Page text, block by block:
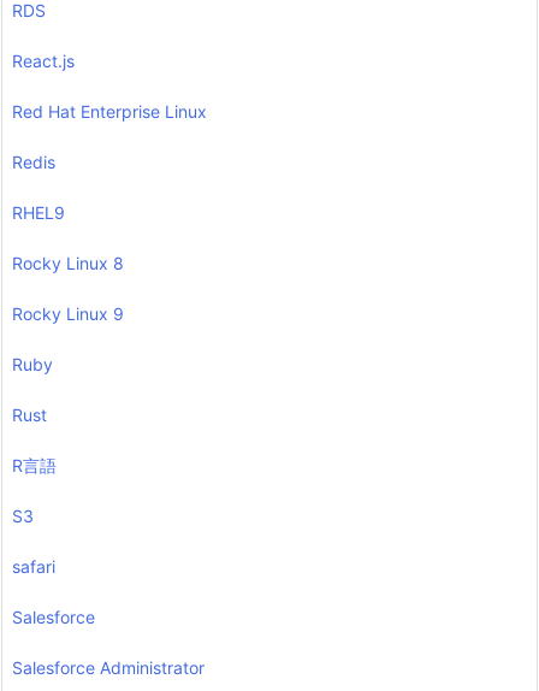
RDS
React.js
Red Hat Enterprise Linux
Redis
RHEL9
Rocky Linux 8
Rocky Linux 9
Ruby
Rust
R言語
S3
safari
Salesforce
Salesforce Administrator